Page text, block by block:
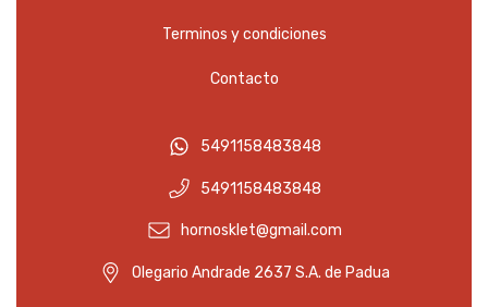
Terminos y condiciones
Contacto
5491158483848
5491158483848
hornosklet@gmail.com
Olegario Andrade 2637 S.A. de Padua